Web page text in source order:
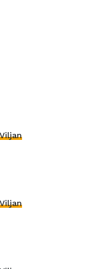
Viljan
Viljan